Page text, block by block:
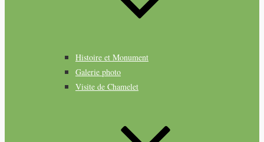
Histoire et Monument
Galerie photo
Visite de Chamelet